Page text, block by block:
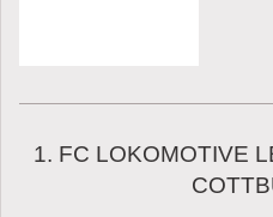
1. FC LOKOMOTIVE